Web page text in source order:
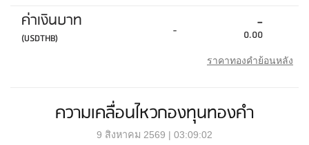
ค่าเงินบาท
(USDTHB) - -
0.00
ราคาทองคำย้อนหลัง
ความเคลื่อนไหวกองทุนทองคำ
9 สิงหาคม 2569 | 03:09:02